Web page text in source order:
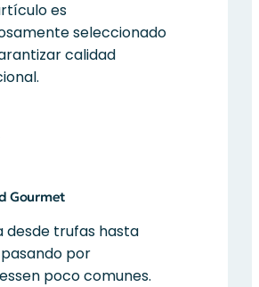
es
seleccionado
calidad
Gourmet
desde trufas hasta
por
poco comunes.